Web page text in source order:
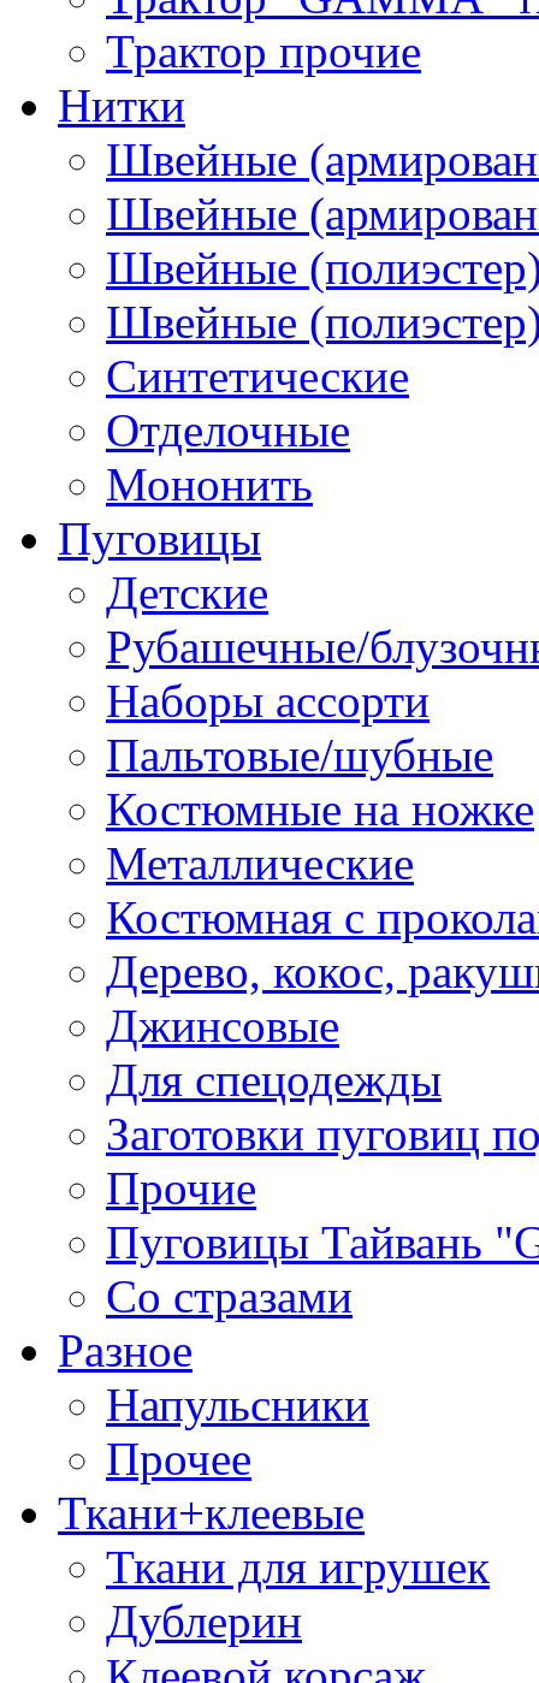
Трактор прочие
Нитки
Швейные
Швейные
Швейные
Швейные
Синтетические
Отделочные
Мононить
Пуговицы
Детские
Рубашечные/
Наборы ассорти
Пальтовые/шубные
Костюмные на ножке
Металлические
Костюмная с
Дерево, кокос,
Джинсовые
Для спецодежды
Заготовки пуговиц
Прочие
Пуговицы Тайвань
Со стразами
Разное
Напульсники
Прочее
Ткани+клеевые
Ткани для игрушек
Дублерин